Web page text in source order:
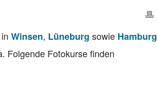
Winsen, Lüneburg sowie Hamburg
Folgende Fotokurse finden